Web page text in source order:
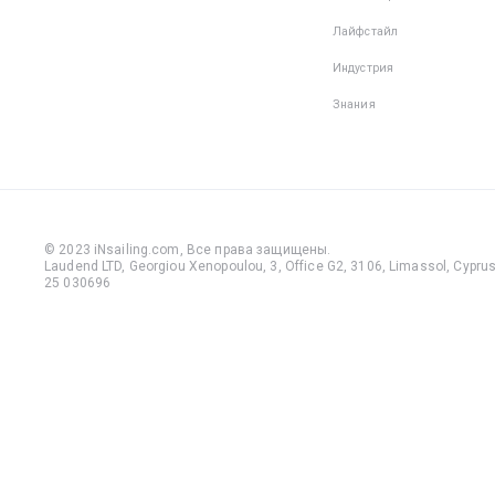
Лайфстайл
Индустрия
Знания
© 2023 iNsailing.com, Все права защищены.
Laudend LTD, Georgiou Xenopoulou, 3, Office G2, 3106, Limassol,
25 030696